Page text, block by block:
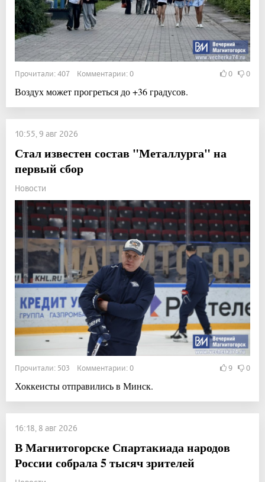
Прочитали: 407 Комментарии: 0 0 0
Воздух может прогреться до +36 градусов.
10:55, 9 авг 2026
Стал известен состав "Металлурга" на
первый сбор
Новости
Прочитали: 503 Комментарии: 0 9 0
Хоккеисты отправились в Минск.
16:18, 8 авг 2026
В Магнитогорске Спартакиада народов
России собрала 5 тысяч зрителей